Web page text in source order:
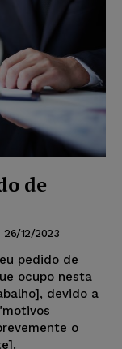
de
26/12/2023
pedido de
ocupo nesta
devido a
o